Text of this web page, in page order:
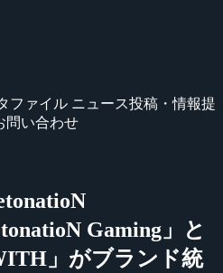
ファイル ニュース投稿・情報提
問い合わせ
Gaming」と
」がブランド統